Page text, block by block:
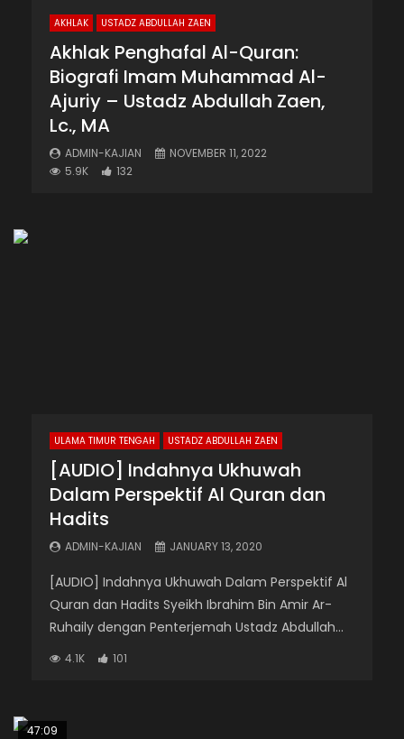
AKHLAK USTADZ ABDULLAH ZAEN
Akhlak Penghafal Al-Quran:
Biografi Imam Muhammad Al-
Ajuriy – Ustadz Abdullah Zaen,
Lc., MA
ADMIN-KAJIAN
NOVEMBER 11, 2022
5.9K
132
ULAMA TIMUR TENGAH USTADZ ABDULLAH ZAEN
[AUDIO] Indahnya Ukhuwah
Dalam Perspektif Al Quran dan
Hadits
ADMIN-KAJIAN JANUARY 13, 2020
[AUDIO] Indahnya Ukhuwah Dalam Perspektif Al
Quran dan Hadits Syeikh Ibrahim Bin Amir Ar-
Ruhaily dengan Penterjemah Ustadz Abdullah...
4.1K 101
47:09